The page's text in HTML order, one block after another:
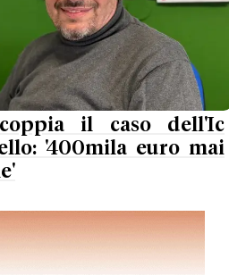
il caso dell'Ic
'400mila euro mai